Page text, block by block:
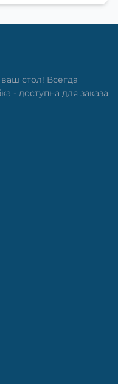
стол! Всегда
- доступна для заказа